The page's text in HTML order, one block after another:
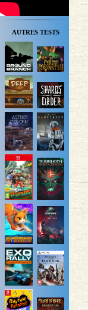
AUTRES TESTS